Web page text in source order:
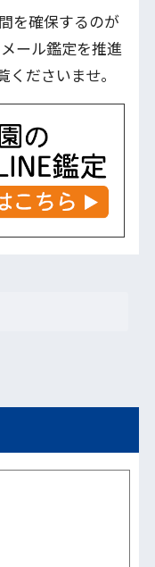
を確保するのが
ール鑑定を推進
ださいませ。